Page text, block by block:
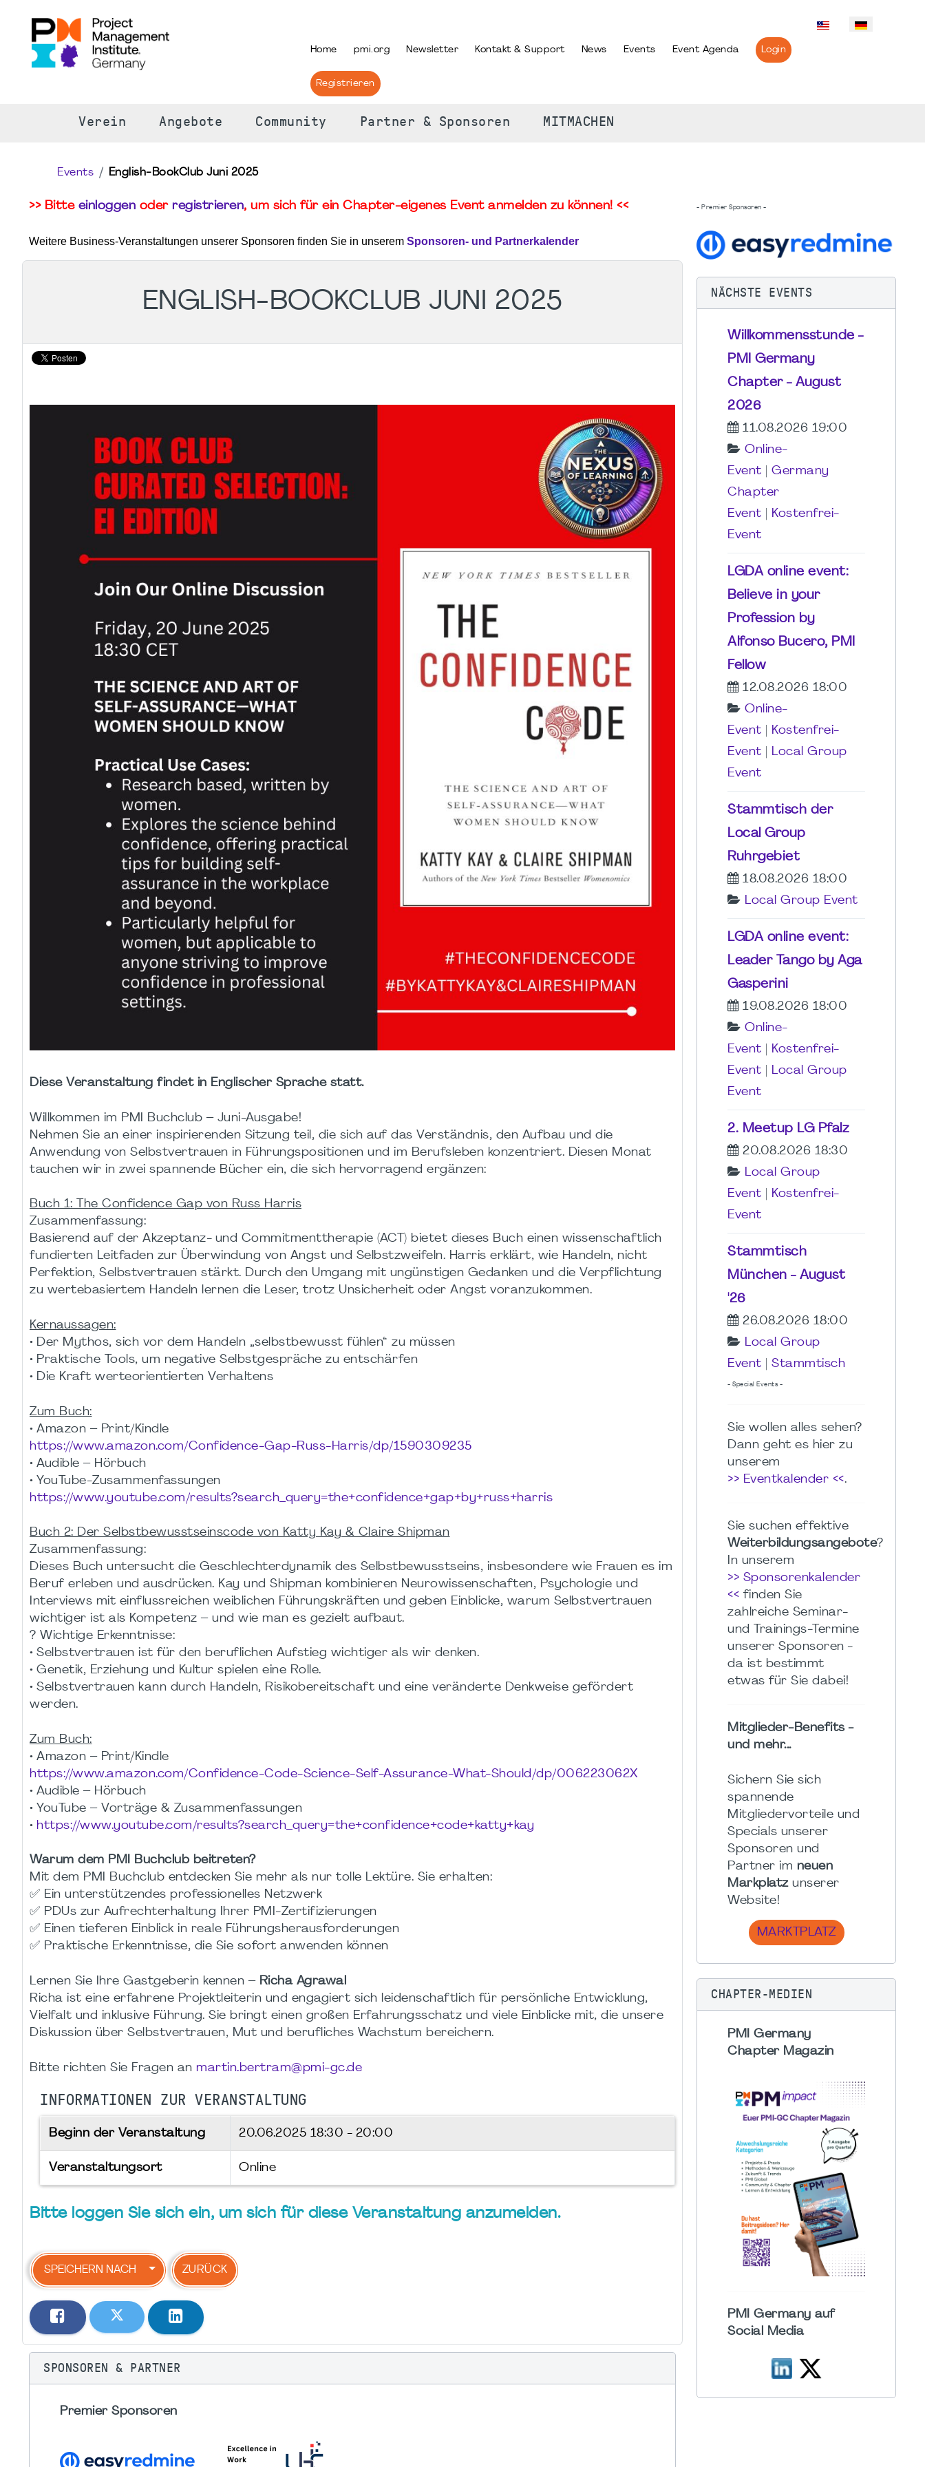
Home pmi.org Newsletter Kontakt & Support News Events Event Agenda Login
Registrieren
Verein Angebote Community Partner & Sponsoren MITMACHEN
Events English-BookClub Juni 2025
>> Bitte einloggen oder registrieren, um sich für ein Chapter-eigenes Event anmelden zu können! <<
Weitere Business-Veranstaltungen unserer Sponsoren finden Sie in unserem Sponsoren- und Partnerkalender
ENGLISH-BOOKCLUB JUNI 2025
Diese Veranstaltung findet in Englischer Sprache statt.
Willkommen im PMI Buchclub – Juni-Ausgabe!
Nehmen Sie an einer inspirierenden Sitzung teil, die sich auf das Verständnis, den Aufbau und die
Anwendung von Selbstvertrauen in Führungspositionen und im Berufsleben konzentriert. Diesen Monat
tauchen wir in zwei spannende Bücher ein, die sich hervorragend ergänzen:
Buch 1: The Confidence Gap von Russ Harris
Zusammenfassung:
Basierend auf der Akzeptanz- und Commitmenttherapie (ACT) bietet dieses Buch einen wissenschaftlich
fundierten Leitfaden zur Überwindung von Angst und Selbstzweifeln. Harris erklärt, wie Handeln, nicht
Perfektion, Selbstvertrauen stärkt. Durch den Umgang mit ungünstigen Gedanken und die Verpflichtung
zu wertebasiertem Handeln lernen die Leser, trotz Unsicherheit oder Angst voranzukommen.
Kernaussagen:
• Der Mythos, sich vor dem Handeln „selbstbewusst fühlen“ zu müssen
• Praktische Tools, um negative Selbstgespräche zu entschärfen
• Die Kraft werteorientierten Verhaltens
Zum Buch:
• Amazon – Print/Kindle
https://www.amazon.com/Confidence-Gap-Russ-Harris/dp/1590309235
• Audible – Hörbuch
• YouTube-Zusammenfassungen
https://www.youtube.com/results?search_query=the+confidence+gap+by+russ+harris
Buch 2: Der Selbstbewusstseinscode von Katty Kay & Claire Shipman
Zusammenfassung:
Dieses Buch untersucht die Geschlechterdynamik des Selbstbewusstseins, insbesondere wie Frauen es im
Beruf erleben und ausdrücken. Kay und Shipman kombinieren Neurowissenschaften, Psychologie und
Interviews mit einflussreichen weiblichen Führungskräften und geben Einblicke, warum Selbstvertrauen
wichtiger ist als Kompetenz – und wie man es gezielt aufbaut.
? Wichtige Erkenntnisse:
• Selbstvertrauen ist für den beruflichen Aufstieg wichtiger als wir denken.
• Genetik, Erziehung und Kultur spielen eine Rolle.
• Selbstvertrauen kann durch Handeln, Risikobereitschaft und eine veränderte Denkweise gefördert
werden.
Zum Buch:
• Amazon – Print/Kindle
https://www.amazon.com/Confidence-Code-Science-Self-Assurance-What-Should/dp/006223062X
• Audible – Hörbuch
• YouTube – Vorträge & Zusammenfassungen
• https://www.youtube.com/results?search_query=the+confidence+code+katty+kay
Warum dem PMI Buchclub beitreten?
Mit dem PMI Buchclub entdecken Sie mehr als nur tolle Lektüre. Sie erhalten:
✅ Ein unterstützendes professionelles Netzwerk
✅ PDUs zur Aufrechterhaltung Ihrer PMI-Zertifizierungen
✅ Einen tieferen Einblick in reale Führungsherausforderungen
✅ Praktische Erkenntnisse, die Sie sofort anwenden können
Lernen Sie Ihre Gastgeberin kennen – Richa Agrawal
Richa ist eine erfahrene Projektleiterin und engagiert sich leidenschaftlich für persönliche Entwicklung,
Vielfalt und inklusive Führung. Sie bringt einen großen Erfahrungsschatz und viele Einblicke mit, die unsere
Diskussion über Selbstvertrauen, Mut und berufliches Wachstum bereichern.
Bitte richten Sie Fragen an martin.bertram@pmi-gc.de
INFORMATIONEN ZUR VERANSTALTUNG
Beginn der Veranstaltung 20.06.2025 18:30 - 20:00
Veranstaltungsort Online
Bitte loggen Sie sich ein, um sich für diese Veranstaltung anzumelden.
SPEICHERN NACH ZURÜCK
SPONSOREN & PARTNER
Premier Sponsoren
- Premier Sponsoren -
NÄCHSTE EVENTS
Willkommensstunde -
PMI Germany
Chapter - August
2026
11.08.2026 19:00
Online-
Event
Germany
Chapter
Event
Kostenfrei-
Event
LGDA online event:
Believe in your
Profession by
Alfonso Bucero, PMI
Fellow
12.08.2026 18:00
Online-
Event
Kostenfrei-
Event
Local Group
Event
Stammtisch der
Local Group
Ruhrgebiet
18.08.2026 18:00
Local Group Event
LGDA online event:
Leader Tango by Aga
Gasperini
19.08.2026 18:00
Online-
Event
Kostenfrei-
Event
Local Group
Event
2. Meetup LG Pfalz
20.08.2026 18:30
Local Group
Event
Kostenfrei-
Event
Stammtisch
München - August
'26
26.08.2026 18:00
Local Group
Event
Stammtisch
- Special Events -
Sie wollen alles sehen?
Dann geht es hier zu
unserem
>> Eventkalender <<.
Sie suchen effektive
Weiterbildungsangebote?
In unserem
>> Sponsorenkalender
<< finden Sie
zahlreiche Seminar-
und Trainings-Termine
unserer Sponsoren -
da ist bestimmt
etwas für Sie dabei!
Mitglieder-Benefits -
und mehr...
Sichern Sie sich
spannende
Mitgliedervorteile und
Specials unserer
Sponsoren und
Partner im neuen
Markplatzunserer
Website!
MARKTPLATZ
CHAPTER-MEDIEN
PMI Germany
Chapter Magazin
PMI Germany auf
Social Media